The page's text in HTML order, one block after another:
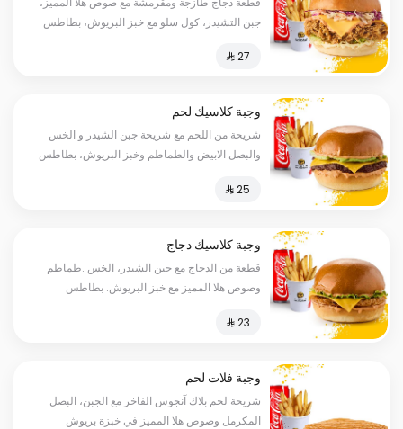
جبن التشيدر، كول سلو مع خبز البريوش، بطاطس
وجبة كلاسيك لحم
شريحة من اللحم مع شريحة جبن الشيدر و الخس
والبصل الابيض والطماطم وخبز البريوش، بطاطس
وجبة كلاسيك دجاج
قطعة من الدجاج مع جبن الشيدر، الخس .طماطم
وصوص هلا المميز مع خبز البريوش. بطاطس
وجبة فلات لحم
شريحة لحم بلاك آنجوس الفاخر مع الجبن، البصل
المكرمل وصوص هلا المميز في خبزة بريوش